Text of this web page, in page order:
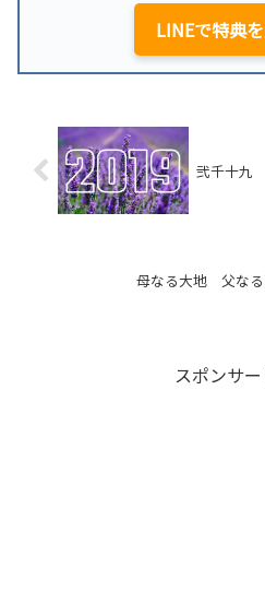
LINEで特典
弐千十九
母なる大地 父なる
スポンサ